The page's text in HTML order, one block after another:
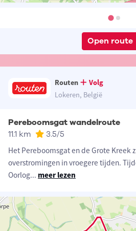
Open route
Routen
Volg
Lokeren, België
Pereboomsgat wandelroute
11.1 km 3.5/5
Het Pereboomsgat en de Grote Kreek
overstromingen in vroegere tijden.
Oorlog... meer lezen